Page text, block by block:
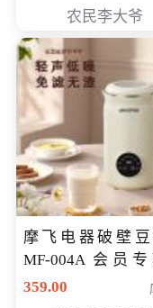
农民李大爷
摩飞电器破壁
MF-004A 会员专享价
168元
359.00